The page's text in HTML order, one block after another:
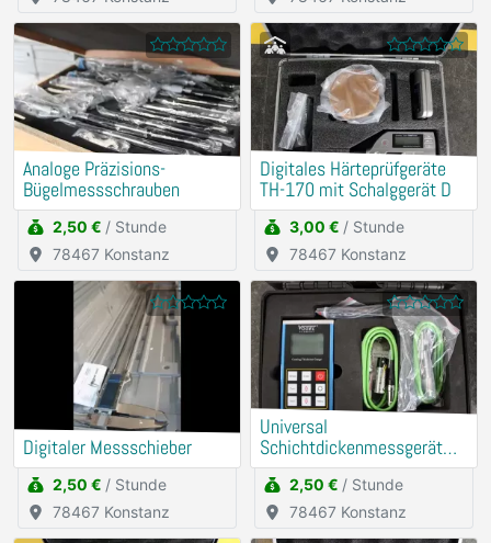
Analoge Präzisions-
Bügelmessschrauben
2,50 € / Stunde
78467 Konstanz
Digitales Härteprüfgeräte
TH-170 mit Schalggerät D
3,00 € / Stunde
78467 Konstanz
Digitaler Messschieber
2,50 € / Stunde
78467 Konstanz
Universal
Schichtdickenmessgerät
(Mit externer Messsonde)
2,50 € / Stunde
78467 Konstanz